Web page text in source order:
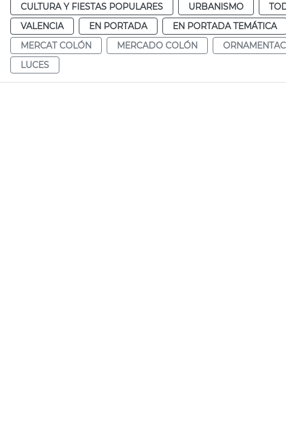
CULTURA Y FIESTAS POPULARES URBANISMO
VALENCIA
EN PORTADA EN PORTADA TEMÁTICA
MERCAT COLÓN
MERCADO COLÓN
LUCES